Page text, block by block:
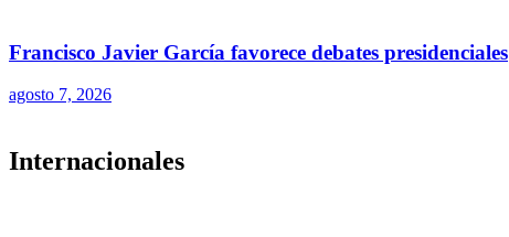
Francisco Javier García favorece debates presidenciales
agosto 7, 2026
Internacionales